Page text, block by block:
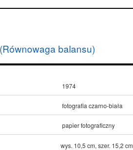
balansu)
1974
fotografia czarno-biała
papier fotograficzny
wys. 10,5 cm, szer. 15,2 cm